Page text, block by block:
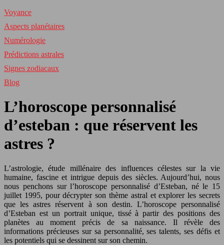
Voyance
Aspects planétaires
Numérologie
Prédictions astrales
Signes zodiacaux
Blog
L’horoscope personnalisé
d’esteban : que réservent les
astres ?
L’astrologie, étude millénaire des influences célestes sur la vie
humaine, fascine et intrigue depuis des siècles. Aujourd’hui, nous
nous penchons sur l’horoscope personnalisé d’Esteban, né le 15
juillet 1995, pour décrypter son thème astral et explorer les secrets
que les astres réservent à son destin. L’horoscope personnalisé
d’Esteban est un portrait unique, tissé à partir des positions des
planètes au moment précis de sa naissance. Il révèle des
informations précieuses sur sa personnalité, ses talents, ses défis et
les potentiels qui se dessinent sur son chemin.